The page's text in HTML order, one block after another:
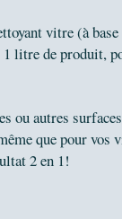
vitre (à
litre de produit,
ou autres
que pour
2 en 1!